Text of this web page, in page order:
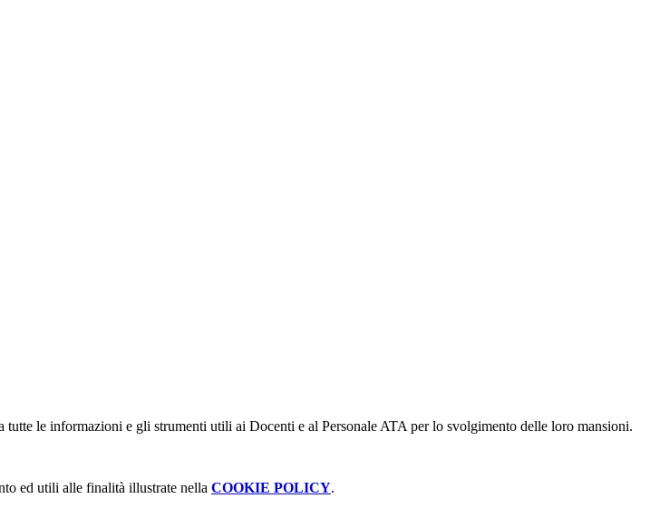
tutte le informazioni e gli strumenti utili ai Docenti e al Personale ATA per lo svolgimento delle loro mansioni.
ed utili alle finalità illustrate nella COOKIE POLICY.